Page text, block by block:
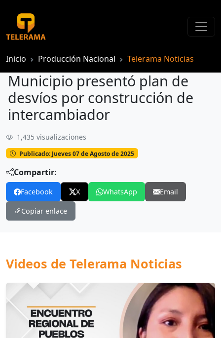
Inicio Producción Nacional Telerama Noticias
Municipio presentó plan de
desvíos por construcción de
intercambiador
1,435 visualizaciones
Publicado: Jueves 07 de Agosto de 2025
Compartir:
Facebook X WhatsApp Email
Copiar enlace
Videos de Telerama Noticias